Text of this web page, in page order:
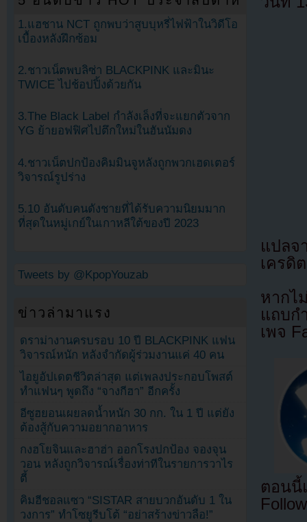
แปล
เครดิ
หากไ
แถบก
เพจ
ตอนนี้
1.แฮชาน NCT ถูกพบว่าสูบบุหรี่ไฟฟ้าในวิดีโอ
เบื้องหลังฝึกซ้อม
2.ชาวเน็ตพบลิซ่า BLACKPINK และมินะ
TWICE ไปช้อปปิ้งด้วยกัน
3.The Black Label กำลังเล็งที่จะแยกตัวจาก
YG ย้ายอฟฟิศไปตึกใหม่ในฮันนัมดง
4.ชาวเน็ตปกป้องคิมมินจูหลังถูกพวกเฮดเตอร์
วิจารณ์รูปร่าง
5.10 อันดับคนดังชายที่ได้รับความนิยมมาก
ที่สุดในหมู่เกย์ในเกาหลีใต้ของปี 2023
Tweets by @KpopYouzab
ข่าวล่ามาแรง
ดราม่างานครบรอบ 10 ปี BLACKPINK แฟน
วิจารณ์หนัก หลังจำกัดผู้ร่วมงานแค่ 40 คน
ไอยูอัปเดตชีวิตล่าสุด แต่เพลงประกอบโพสต์
ทำแฟนๆ พูดถึง “จางกีฮา” อีกครั้ง
อีซูฮยอนเผยลดน้ำหนัก 30 กก. ใน 1 ปี แต่ยัง
ต้องสู้กับความอยากอาหาร
กงฮโยจินและฮาฮ่า ออกโรงปกป้อง จองจุน
วอน หลังถูกวิจารณ์เรื่องท่าทีในรายการวาไร
ตี้
คิมฮีชอลแซว “SISTAR สายบวกอันดับ 1 ใน
วงการ” ทำโซยูรีบโต้ “อย่าสร้างข่าวลือ!”